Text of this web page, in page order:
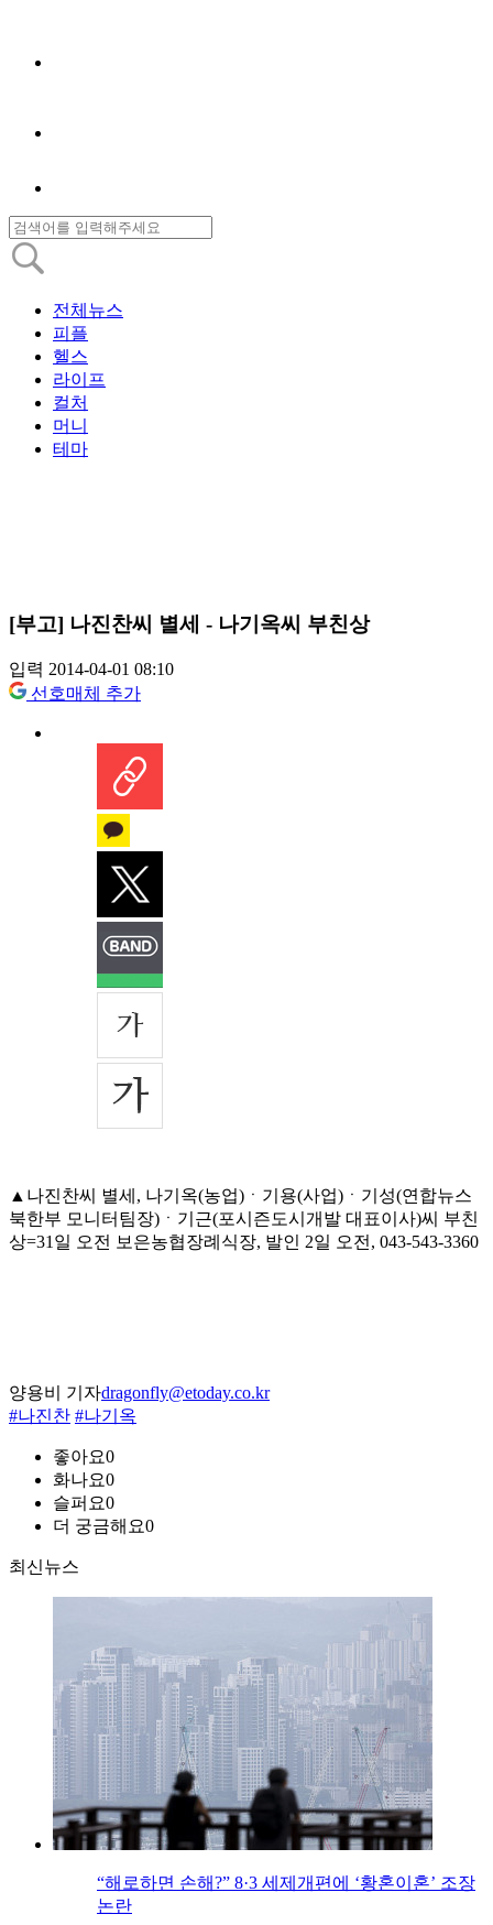
전체뉴스
피플
헬스
라이프
컬처
머니
테마
[부고] 나진찬씨 별세 - 나기옥씨 부친상
입력 2014-04-01 08:10
선호매체 추가
▲나진찬씨 별세, 나기옥(농업)ㆍ기용(사업)ㆍ기성(연합뉴스
북한부 모니터팀장)ㆍ기근(포시즌도시개발 대표이사)씨 부친
상=31일 오전 보은농협장례식장, 발인 2일 오전, 043-543-3360
양용비 기자dragonfly@etoday.co.kr
#나진찬 #나기옥
좋아요0
화나요0
슬퍼요0
더 궁금해요0
최신뉴스
“해로하면 손해?” 8·3 세제개편에 ‘황혼이혼’ 조장
논란